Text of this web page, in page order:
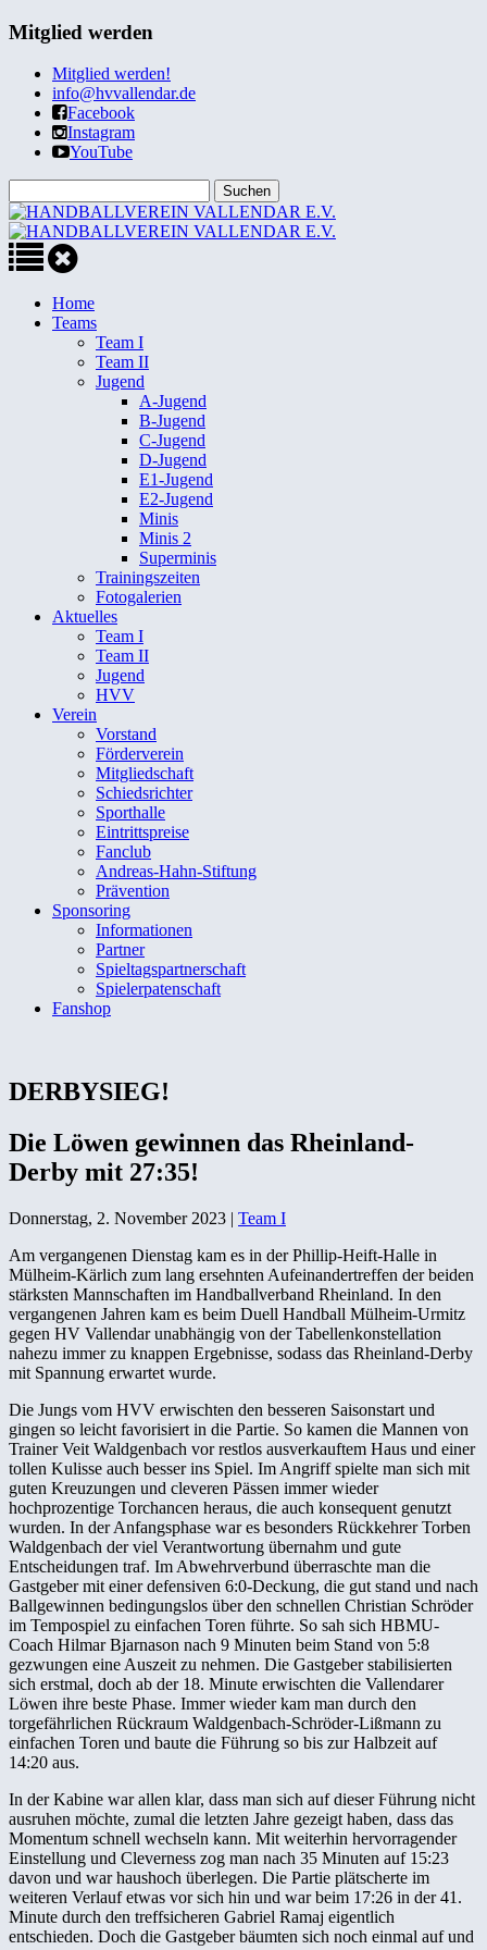
Mitglied werden
Mitglied werden!
info@hvvallendar.de
Facebook
Instagram
YouTube
Home
Teams
Team I
Team II
Jugend
A-Jugend
B-Jugend
C-Jugend
D-Jugend
E1-Jugend
E2-Jugend
Minis
Minis 2
Superminis
Trainingszeiten
Fotogalerien
Aktuelles
Team I
Team II
Jugend
HVV
Verein
Vorstand
Förderverein
Mitgliedschaft
Schiedsrichter
Sporthalle
Eintrittspreise
Fanclub
Andreas-Hahn-Stiftung
Prävention
Sponsoring
Informationen
Partner
Spieltagspartnerschaft
Spielerpatenschaft
Fanshop
DERBYSIEG!
Die Löwen gewinnen das Rheinland-
Derby mit 27:35!
Donnerstag, 2. November 2023 | Team I
Am vergangenen Dienstag kam es in der Phillip-Heift-Halle in
Mülheim-Kärlich zum lang ersehnten Aufeinandertreffen der beiden
stärksten Mannschaften im Handballverband Rheinland. In den
vergangenen Jahren kam es beim Duell Handball Mülheim-Urmitz
gegen HV Vallendar unabhängig von der Tabellenkonstellation
nahezu immer zu knappen Ergebnisse, sodass das Rheinland-Derby
mit Spannung erwartet wurde.
Die Jungs vom HVV erwischten den besseren Saisonstart und
gingen so leicht favorisiert in die Partie. So kamen die Mannen von
Trainer Veit Waldgenbach vor restlos ausverkauftem Haus und einer
tollen Kulisse auch besser ins Spiel. Im Angriff spielte man sich mit
guten Kreuzungen und cleveren Pässen immer wieder
hochprozentige Torchancen heraus, die auch konsequent genutzt
wurden. In der Anfangsphase war es besonders Rückkehrer Torben
Waldgenbach der viel Verantwortung übernahm und gute
Entscheidungen traf. Im Abwehrverbund überraschte man die
Gastgeber mit einer defensiven 6:0-Deckung, die gut stand und nach
Ballgewinnen bedingungslos über den schnellen Christian Schröder
im Tempospiel zu einfachen Toren führte. So sah sich HBMU-
Coach Hilmar Bjarnason nach 9 Minuten beim Stand von 5:8
gezwungen eine Auszeit zu nehmen. Die Gastgeber stabilisierten
sich erstmal, doch ab der 18. Minute erwischten die Vallendarer
Löwen ihre beste Phase. Immer wieder kam man durch den
torgefährlichen Rückraum Waldgenbach-Schröder-Lißmann zu
einfachen Toren und baute die Führung so bis zur Halbzeit auf
14:20 aus.
In der Kabine war allen klar, dass man sich auf dieser Führung nicht
ausruhen möchte, zumal die letzten Jahre gezeigt haben, dass das
Momentum schnell wechseln kann. Mit weiterhin hervorragender
Einstellung und Cleverness zog man nach 35 Minuten auf 15:23
davon und war haushoch überlegen. Die Partie plätscherte im
weiteren Verlauf etwas vor sich hin und war beim 17:26 in der 41.
Minute durch den treffsicheren Gabriel Ramaj eigentlich
entschieden. Doch die Gastgeber bäumten sich noch einmal auf und